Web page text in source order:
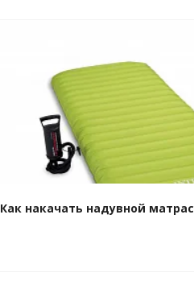
Как накачать надувной матрас